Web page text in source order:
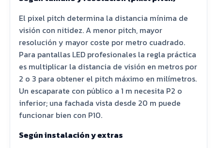
El pixel pitch determina la distancia mínima de
visión con nitidez. A menor pitch, mayor
resolución y mayor coste por metro cuadrado.
Para pantallas LED profesionales la regla práctica
es multiplicar la distancia de visión en metros por
2 o 3 para obtener el pitch máximo en milímetros.
Un escaparate con público a 1 m necesita P2 o
inferior; una fachada vista desde 20 m puede
funcionar bien con P10.
Según instalación y extras